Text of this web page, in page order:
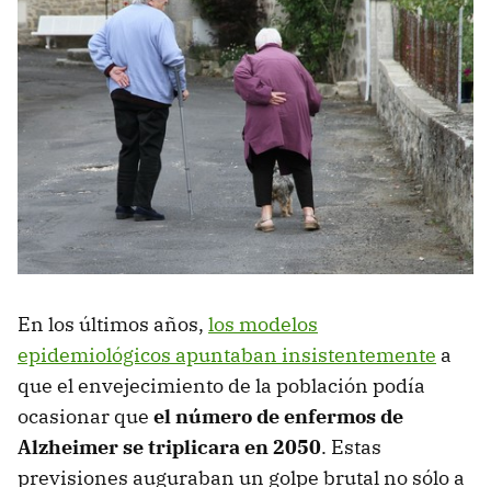
En los últimos años, los modelos
epidemiológicos apuntaban insistentemente a
que el envejecimiento de la población podía
ocasionar que el número de enfermos de
Alzheimer se triplicara en 2050. Estas
previsiones auguraban un golpe brutal no sólo a